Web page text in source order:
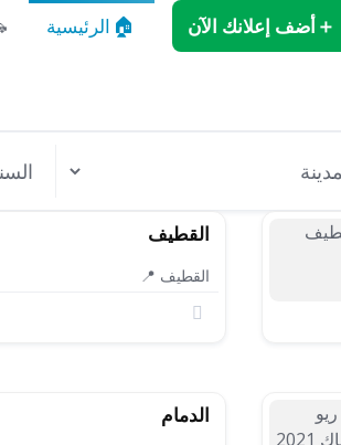
أضف إعلانك الآن الرئيسية
القطيف
القطيف 📍
الدمام